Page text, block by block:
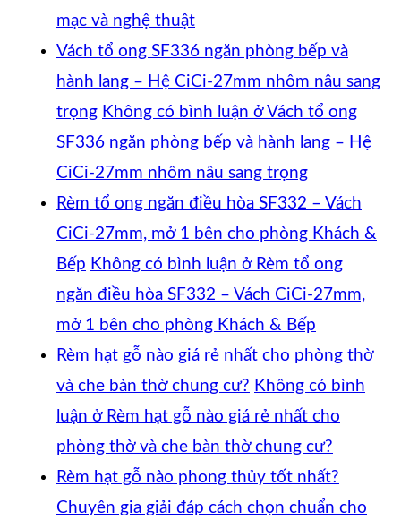
mạc và nghệ thuật
Vách tổ ong SF336 ngăn phòng bếp và
hành lang – Hệ CiCi-27mm nhôm nâu sang
trọng Không có bình luận ở Vách tổ ong
SF336 ngăn phòng bếp và hành lang – Hệ
CiCi-27mm nhôm nâu sang trọng
Rèm tổ ong ngăn điều hòa SF332 – Vách
CiCi-27mm, mở 1 bên cho phòng Khách &
Bếp Không có bình luận ở Rèm tổ ong
ngăn điều hòa SF332 – Vách CiCi-27mm,
mở 1 bên cho phòng Khách & Bếp
Rèm hạt gỗ nào giá rẻ nhất cho phòng thờ
và che bàn thờ chung cư? Không có bình
luận ở Rèm hạt gỗ nào giá rẻ nhất cho
phòng thờ và che bàn thờ chung cư?
Rèm hạt gỗ nào phong thủy tốt nhất?
Chuyên gia giải đáp cách chọn chuẩn cho